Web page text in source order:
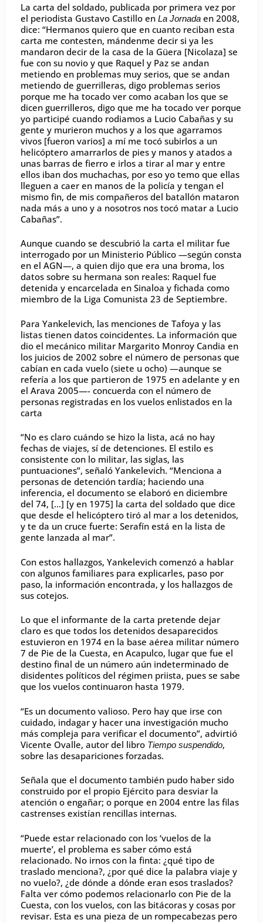
La carta del soldado, publicada por primera vez por
el periodista Gustavo Castillo en La Jornada en 2008,
dice: “Hermanos quiero que en cuanto reciban esta
carta me contesten, mándenme decir si ya les
mandaron decir de la casa de la Güera [Nicolaza] se
fue con su novio y que Raquel y Paz se andan
metiendo en problemas muy serios, que se andan
metiendo de guerrilleras, digo problemas serios
porque me ha tocado ver como acaban los que se
dicen guerrilleros, digo que me ha tocado ver porque
yo participé cuando rodiamos a Lucio Cabañas y su
gente y murieron muchos y a los que agarramos
vivos [fueron varios] a mí me tocó subirlos a un
helicóptero amarrarlos de pies y manos y atados a
unas barras de fierro e irlos a tirar al mar y entre
ellos iban dos muchachas, por eso yo temo que ellas
lleguen a caer en manos de la policía y tengan el
mismo fin, de mis compañeros del batallón mataron
nada más a uno y a nosotros nos tocó matar a Lucio
Cabañas”.
Aunque cuando se descubrió la carta el militar fue
interrogado por un Ministerio Público —según consta
en el AGN—, a quien dijo que era una broma, los
datos sobre su hermana son reales: Raquel fue
detenida y encarcelada en Sinaloa y fichada como
miembro de la Liga Comunista 23 de Septiembre.
Para Yankelevich, las menciones de Tafoya y las
listas tienen datos coincidentes. La información que
dio el mecánico militar Margarito Monroy Candia en
los juicios de 2002 sobre el número de personas que
cabían en cada vuelo (siete u ocho) —aunque se
refería a los que partieron de 1975 en adelante y en
el Arava 2005—- concuerda con el número de
personas registradas en los vuelos enlistados en la
carta
“No es claro cuándo se hizo la lista, acá no hay
fechas de viajes, sí de detenciones. El estilo es
consistente con lo militar, las siglas, las
puntuaciones”, señaló Yankelevich. “Menciona a
personas de detención tardía; haciendo una
inferencia, el documento se elaboró en diciembre
del 74, […] [y en 1975] la carta del soldado que dice
que desde el helicóptero tiró al mar a los detenidos,
y te da un cruce fuerte: Serafín está en la lista de
gente lanzada al mar”.
Con estos hallazgos, Yankelevich comenzó a hablar
con algunos familiares para explicarles, paso por
paso, la información encontrada, y los hallazgos de
sus cotejos.
Lo que el informante de la carta pretende dejar
claro es que todos los detenidos desaparecidos
estuvieron en 1974 en la base aérea militar número
7 de Pie de la Cuesta, en Acapulco, lugar que fue el
destino final de un número aún indeterminado de
disidentes políticos del régimen priista, pues se sabe
que los vuelos continuaron hasta 1979.
“Es un documento valioso. Pero hay que irse con
cuidado, indagar y hacer una investigación mucho
más compleja para verificar el documento”, advirtió
Vicente Ovalle, autor del libro Tiempo suspendido,
sobre las desapariciones forzadas.
Señala que el documento también pudo haber sido
construido por el propio Ejército para desviar la
atención o engañar; o porque en 2004 entre las filas
castrenses existían rencillas internas.
“Puede estar relacionado con los ‘vuelos de la
muerte’, el problema es saber cómo está
relacionado. No irnos con la finta: ¿qué tipo de
traslado menciona?, ¿por qué dice la palabra viaje y
no vuelo?, ¿de dónde a dónde eran esos traslados?
Falta ver cómo podemos relacionarlo con Pie de la
Cuesta, con los vuelos, con las bitácoras y cosas por
revisar. Esta es una pieza de un rompecabezas pero